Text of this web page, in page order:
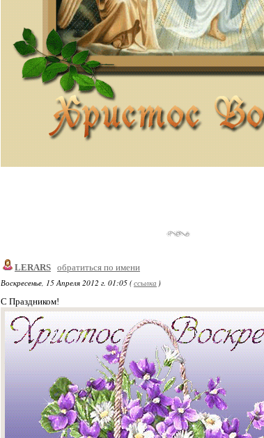
LERARS обратиться по имени
Воскресенье, 15 Апреля 2012 г. 01:05 (ссылка )
С Праздником!